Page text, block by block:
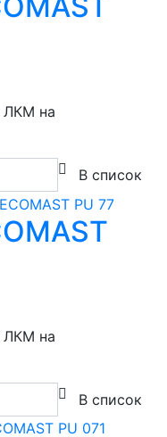
ЛКМ на
В список
ЛКМ на
В список